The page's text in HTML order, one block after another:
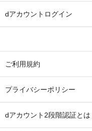
dアカウントログイン
ご利用規約
プライバシーポリシー
dアカウント2段階認証とは